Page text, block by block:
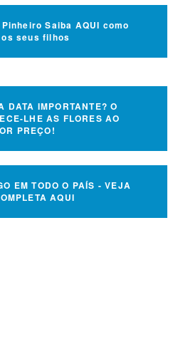
Saiba AQUI como
seus filhos
DATA IMPORTANTE? O
LHE AS FLORES AO
PREÇO!
EM TODO O PAÍS - VEJA
AQUI